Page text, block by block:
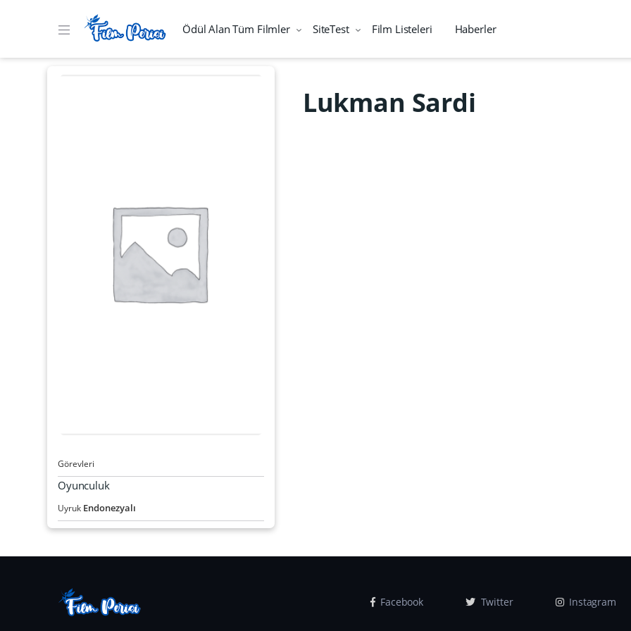
Ödül Alan Tüm Filmler SiteTest Film Listeleri Haberler
Görevleri
Oyunculuk
Uyruk Endonezyalı
Lukman Sardi
Facebook Twitter Instagram